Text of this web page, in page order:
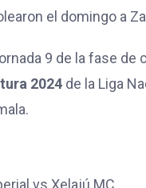
el domingo a
9 de la fase de
2024 de la Liga
vs Xelajú MC